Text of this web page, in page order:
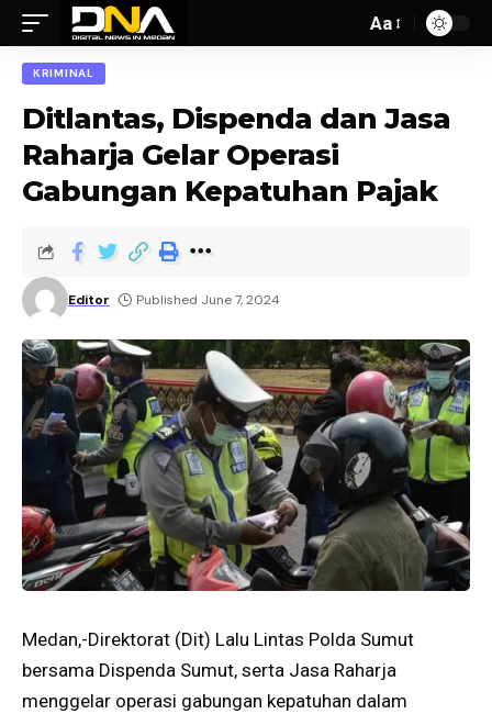
Aa
KRIMINAL
Ditlantas, Dispenda dan Jasa
Raharja Gelar Operasi
Gabungan Kepatuhan Pajak
Editor Published June 7, 2024
Medan,-Direktorat (Dit) Lalu Lintas Polda Sumut
bersama Dispenda Sumut, serta Jasa Raharja
menggelar operasi gabungan kepatuhan dalam